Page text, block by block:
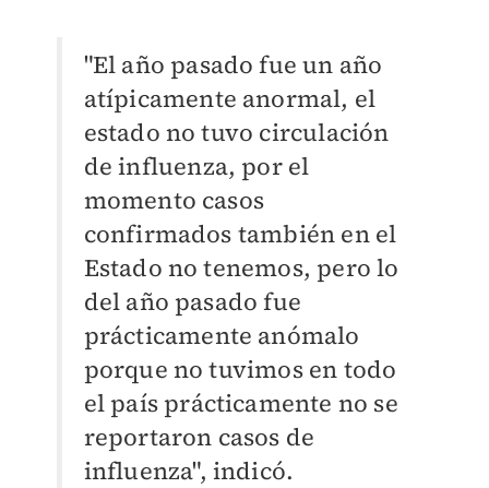
"El año pasado fue un año
atípicamente anormal, el
estado no tuvo circulación
de influenza, por el
momento casos
confirmados también en el
Estado no tenemos, pero lo
del año pasado fue
prácticamente anómalo
porque no tuvimos en todo
el país prácticamente no se
reportaron casos de
influenza", indicó.